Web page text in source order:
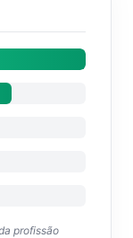
profissão